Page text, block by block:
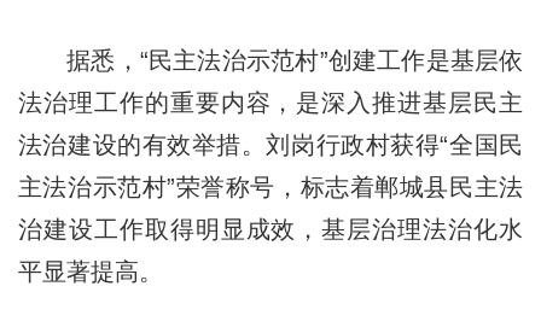
据悉，“民主法治示范村”创建工作是基层依
法治理工作的重要内容，是深入推进基层民主
法治建设的有效举措。刘岗行政村获得“全国民
主法治示范村”荣誉称号，标志着郸城县民主法
治建设工作取得明显成效，基层治理法治化水
平显著提高。